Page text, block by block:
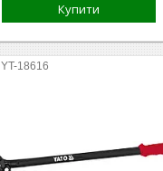
Купити
YT-18616